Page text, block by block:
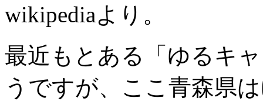
wikipediaより。
最近もとある「ゆるキ
うですが、ここ青森県